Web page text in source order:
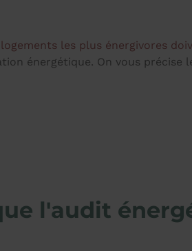
les plus énergivores
énergétique. On vous précise
l'audit